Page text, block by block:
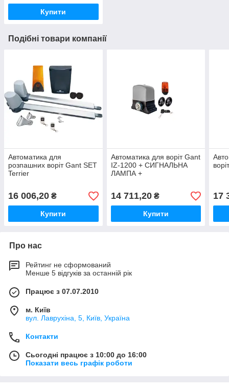
Купити
Подібні товари компанії
Автоматика для
розпашних воріт Gant SET
Terrier
16 006,20 ₴
Купити
Автоматика для воріт Gant
IZ-1200 + СИГНАЛЬНА
ЛАМПА +
14 711,20₴
Купити
17
Про нас
Рейтинг не сформований
Менше 5 відгуків за останній рік
Працює з 07.07.2010
м. Київ
вул. Лаврухіна, 5, Київ, Україна
Контакти
Сьогодні працює з 10:00 до 16:00
Показати весь графік роботи